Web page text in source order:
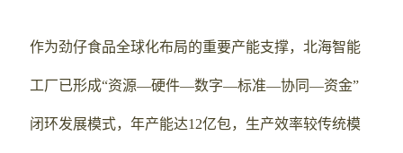
作为劲仔食品全球化布局的重要产能支撑，北海智能
工厂已形成“资源—硬件—数字—标准—协同—资金”
闭环发展模式，年产能达12亿包，生产效率较传统模